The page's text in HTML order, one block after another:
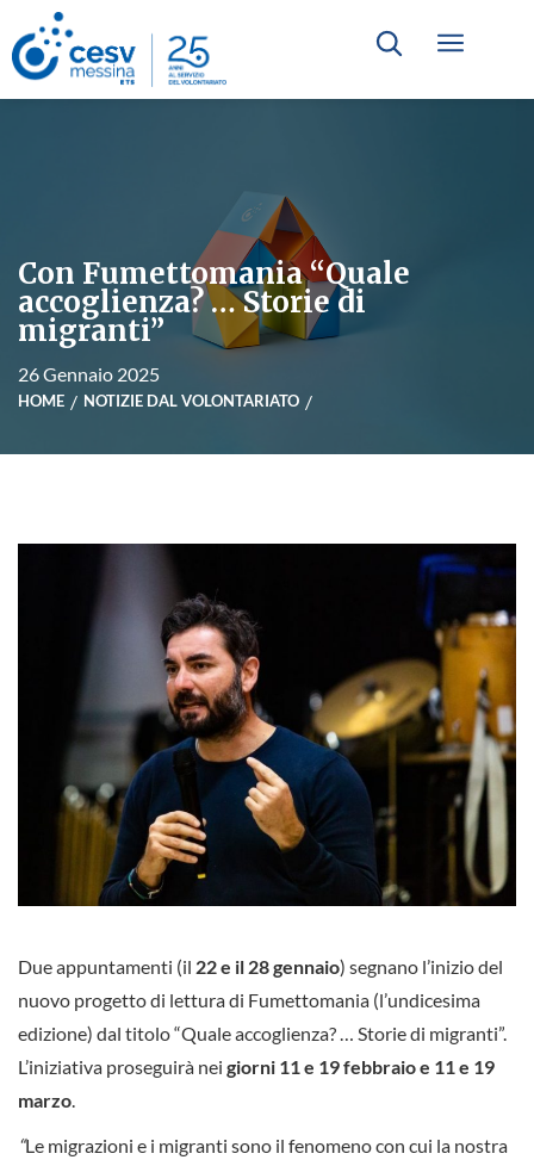
Con Fumettomania “Quale
accoglienza? … Storie di
migranti”
26 Gennaio 2025
HOME NOTIZIE DAL VOLONTARIATO
Due appuntamenti (il 22 e il 28 gennaio) segnano l’inizio del
nuovo progetto di lettura di Fumettomania (l’undicesima
edizione) dal titolo “Quale accoglienza? … Storie di migranti”.
L’iniziativa proseguirà nei giorni 11 e 19 febbraio e 11 e 19
marzo.
“Le migrazioni e i migranti sono il fenomeno con cui la nostra